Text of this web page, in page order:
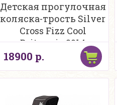
Детская прогулочная
коляска-трость Silver
Cross Fizz Cool
Britannia 2014
18900 р.